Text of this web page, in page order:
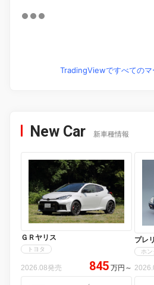
TradingViewですべてのマ
New Car 新車種情報
ＧＲヤリス
トヨタ
2026.08発売 845 万円 ～
プレ
ホン